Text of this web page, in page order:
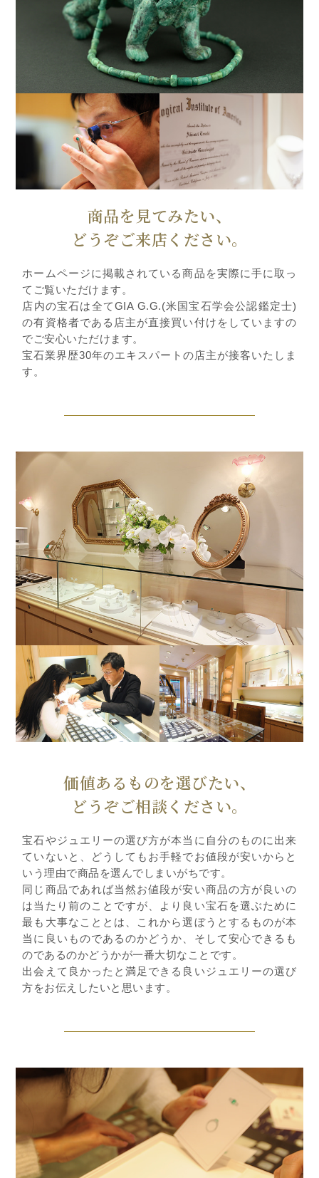
商品を見てみたい、
どうぞご来店ください。
ホームページに掲載されている商品を実際に手に取っ
てご覧いただけます。
店内の宝石は全てGIA G.G.(米国宝石学会公認鑑定士)
の有資格者である店主が直接買い付けをしていますの
でご安心いただけます。
宝石業界歴30年のエキスパートの店主が接客いたしま
す。
価値あるものを選びたい、
どうぞご相談ください。
宝石やジュエリーの選び方が本当に自分のものに出来
ていないと、どうしてもお手軽でお値段が安いからと
いう理由で商品を選んでしまいがちです。
同じ商品であれば当然お値段が安い商品の方が良いの
は当たり前のことですが、より良い宝石を選ぶために
最も大事なこととは、これから選ぼうとするものが本
当に良いものであるのかどうか、そして安心できるも
のであるのかどうかが一番大切なことです。
出会えて良かったと満足できる良いジュエリーの選び
方をお伝えしたいと思います。